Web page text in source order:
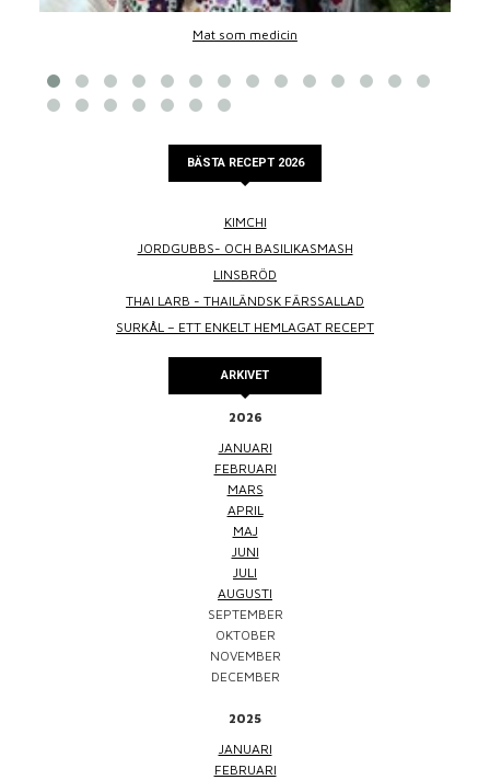
Mat som medicin
BÄSTA RECEPT 2026
KIMCHI
JORDGUBBS- OCH BASILIKASMASH
LINSBRÖD
THAI LARB - THAILÄNDSK FÄRSSALLAD
SURKÅL – ETT ENKELT HEMLAGAT RECEPT
ARKIVET
2026
JANUARI
FEBRUARI
MARS
APRIL
MAJ
JUNI
JULI
AUGUSTI
SEPTEMBER
OKTOBER
NOVEMBER
DECEMBER
2025
JANUARI
FEBRUARI